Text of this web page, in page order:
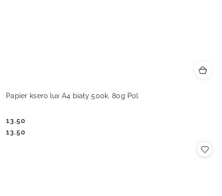
Papier ksero lux A4 biały 500k. 80g Pol
Cena:
13.50
Cena:
13.50